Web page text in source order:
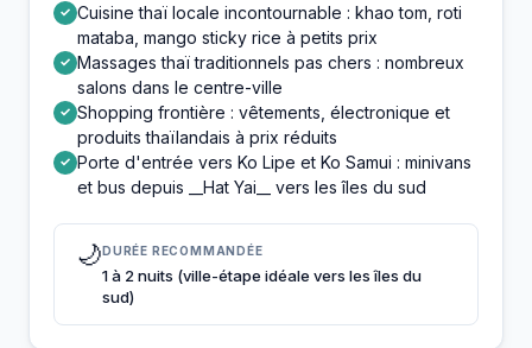
✓ Cuisine thaï locale incontournable : khao tom, roti
mataba, mango sticky rice à petits prix
✓ Massages thaï traditionnels pas chers : nombreux
salons dans le centre-ville
✓ Shopping frontière : vêtements, électronique et
produits thaïlandais à prix réduits
✓ Porte d'entrée vers Ko Lipe et Ko Samui : minivans
et bus depuis __Hat Yai__ vers les îles du sud
🌙DURÉE RECOMMANDÉE
1 à 2 nuits (ville-étape idéale vers les îles du
sud)